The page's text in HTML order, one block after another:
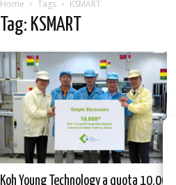
Home Tags KSMART
Tag: KSMART
Koh Young Technology a quota 10.000